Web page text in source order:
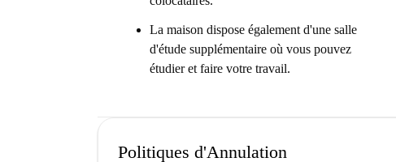
La maison dispose également d'une salle
d'étude supplémentaire où vous pouvez
étudier et faire votre travail.
Politiques d'Annulation